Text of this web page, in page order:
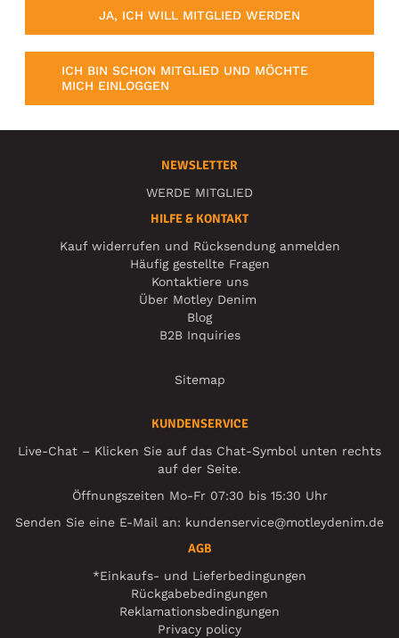
JA, ICH WILL MITGLIED WERDEN
ICH BIN SCHON MITGLIED UND MÖCHTE
MICH EINLOGGEN
NEWSLETTER
WERDE MITGLIED
HILFE & KONTAKT
Kauf widerrufen und Rücksendung anmelden
Häufig gestellte Fragen
Kontaktiere uns
Über Motley Denim
Blog
B2B Inquiries
Sitemap
KUNDENSERVICE
Live-Chat – Klicken Sie auf das Chat-Symbol unten rechts
auf der Seite.
Öffnungszeiten Mo-Fr 07:30 bis 15:30 Uhr
Senden Sie eine E-Mail an: kundenservice@motleydenim.de
AGB
*Einkaufs- und Lieferbedingungen
Rückgabebedingungen
Reklamationsbedingungen
Privacy policy